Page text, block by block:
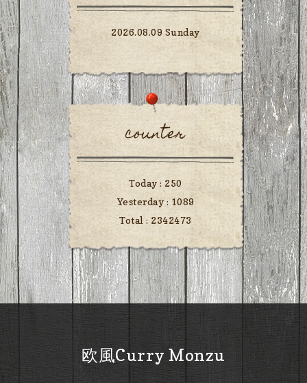
2026.08.09 Sunday
counter
Today : 250
Yesterday : 1089
Total : 2342473
欧風Curry Monzu